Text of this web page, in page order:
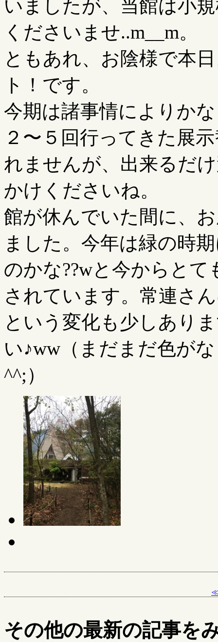
いましたが、当館は小
くださいませ..m__m。
ともあれ、お陰様で本
ト！です。
今期は諸事情によりか
２〜５回行ってきた展
れませんが、出来るだ
かけくださいね。
館が休んでいた間に、
ました。今年は緑の時
のかな??wと今からと
されています。常連さ
という変化も少しあり
い♪ww（まだまだ色が
^^;）
その他の最新の記事を